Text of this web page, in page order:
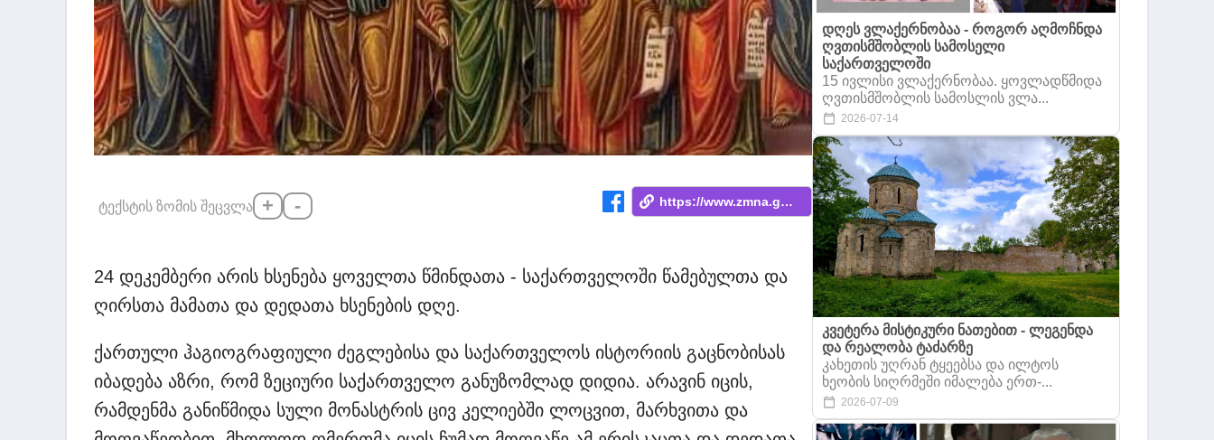
ტექსტის ზომის შეცვლა + - https://www.zmna.ge/news/yovelta-tsmidat...
24 დეკემბერი არის ხსენება ყოველთა წმინდათა - საქართველოში წამებულთა და
ღირსთა მამათა და დედათა ხსენების დღე.
ქართული ჰაგიოგრაფიული ძეგლებისა და საქართველოს ისტორიის გაცნობისას
იბადება აზრი, რომ ზეციური საქართველო განუზომლად დიდია. არავინ იცის,
რამდენმა განიწმიდა სული მონასტრის ცივ კელიებში ლოცვით, მარხვითა და
დღეს ვლაქერნობაა - როგორ აღმოჩნდა
ღვთისმშობლის სამოსელი
საქართველოში
15 ივლისი ვლაქერნობაა. ყოვლადწმიდა
ღვთისმშობლის სამოსლის ვლა...
2026-07-14
კვეტერა მისტიკური ნათებით - ლეგენდა
და რეალობა ტაძარზე
კახეთის უღრან ტყეებსა და ილტოს
ხეობის სიღრმეში იმალება ერთ-...
2026-07-09